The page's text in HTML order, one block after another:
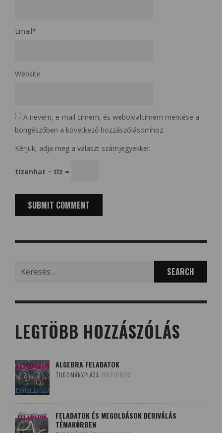
Email*
Website
A nevem, e-mail címem, és weboldalcímem mentése a
böngészőben a következő hozzászólásomhoz.
Kérjük, adja meg a választ számjegyekkel:
tizenhat − tíz =
for:
LEGTÖBB HOZZÁSZÓLÁS
ALGEBRA FELADATOK
TUDOMÁNYPLÁZA 2017/05/23
FELADATOK ÉS MEGOLDÁSOK DERIVÁLÁS
TÉMAKÖRBEN